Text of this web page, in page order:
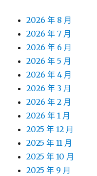
2026 年 8 月
2026 年 7 月
2026 年 6 月
2026 年 5 月
2026 年 4 月
2026 年 3 月
2026 年 2 月
2026 年 1 月
2025 年 12 月
2025 年 11 月
2025 年 10 月
2025 年 9 月